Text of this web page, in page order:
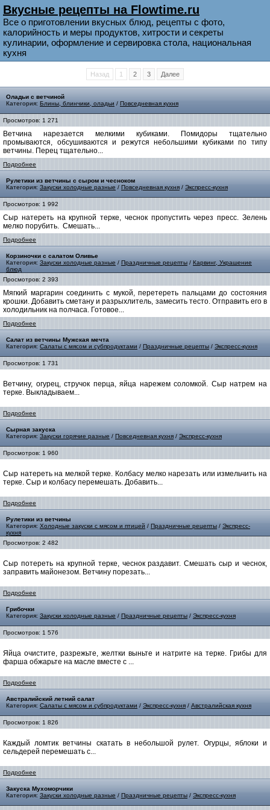
Вкусные рецепты на Flowtime.ru
Все о приготовлении вкусных блюд, рецепты с фото,
калорийность и меры продуктов, хитрости и секреты
кулинарии, оформление и сервировка стола, национальная
кухня
Назад 1 2 3 Далее
Оладьи с ветчиной
Категория: Блины, блинчики, оладьи / Повседневная кухня
Просмотров: 1 271
Ветчина нарезается мелкими кубиками. Помидоры тщательно
промываются, обсушиваются и режутся небольшими кубиками по типу
ветчины. Перец тщательно...
Подробнее
Рулетики из ветчины с сыром и чесноком
Категория: Закуски холодные разные / Повседневная кухня / Экспресс-кухня
Просмотров: 1 992
Сыр натереть на крупной терке, чеснок пропустить через пресс. Зелень
мелко порубить. Смешать...
Подробнее
Корзиночки с салатом Оливье
Категория: Закуски холодные разные / Праздничные рецепты / Карвинг, Украшение
блюд
Просмотров: 2 393
Мягкий маргарин соединить с мукой, перетереть пальцами до состояния
крошки. Добавить сметану и разрыхлитель, замесить тесто. Отправить его в
холодильник на полчаса. Готовое...
Подробнее
Салат из ветчины Мужская мечта
Категория: Салаты с мясом и субпродуктами / Праздничные рецепты / Экспресс-кухня
Просмотров: 1 731
Ветчину, огурец, стручок перца, яйца нарежем соломкой. Сыр натрем на
терке. Выкладываем...
Подробнее
Сырная закуска
Категория: Закуски горячие разные / Повседневная кухня / Экспресс-кухня
Просмотров: 1 960
Сыр натереть на мелкой терке. Колбасу мелко нарезать или измельчить на
терке. Сыр и колбасу перемешать. Добавить...
Подробнее
Рулетики из ветчины
Категория: Холодные закуски с мясом и птицей / Праздничные рецепты / Экспресс-
кухня
Просмотров: 2 482
Сыр потереть на крупной терке, чеснок раздавит. Смешать сыр и чеснок,
заправить майонезом. Ветчину порезать...
Подробнее
Грибочки
Категория: Закуски холодные разные / Праздничные рецепты / Экспресс-кухня
Просмотров: 1 576
Яйца очистите, разрежьте, желтки выньте и натрите на терке. Грибы для
фарша обжарьте на масле вместе с ...
Подробнее
Австралийский летний салат
Категория: Салаты с мясом и субпродуктами / Экспресс-кухня / Австралийская кухня
Просмотров: 1 826
Каждый ломтик ветчины скатать в небольшой рулет. Огурцы, яблоки и
сельдерей перемешать с...
Подробнее
Закуска Мухоморчики
Категория: Закуски холодные разные / Праздничные рецепты / Экспресс-кухня